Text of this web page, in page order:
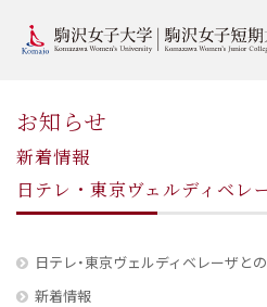
お知らせ
新着情報
日テレ・東京ヴェルディベレ
日テレ・東京ヴェルディベレーザと
新着情報